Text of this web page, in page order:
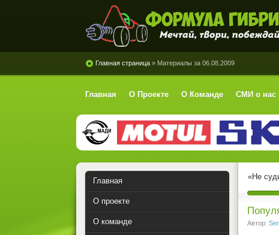
Формула Гибрид
Главная страница » Материалы за 06.08.2009
Главная О Проекте О Команде СМИ о нас
«Не
Автор:
Главная
О проекте
О команде